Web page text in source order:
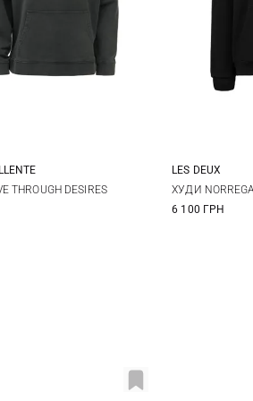
M L
THROUGH DESIRES
M L
LES DEUX
ХУДИ
6 100 ГРН